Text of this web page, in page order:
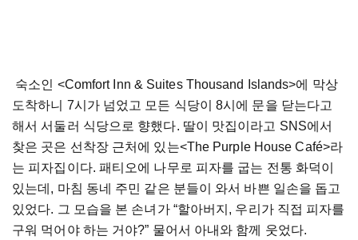
숙소인 <Comfort Inn & Suites Thousand Islands>에 막상
도착하니 7시가 넘었고 모든 식당이8시에 문을 닫는다고
해서 서둘러 식당으로 향했다. 딸이 맛집이라고 SNS에서
찾은 곳은 선착장 근처에 있는<The Purple House Café>라
는 피자집이다. 패티오에 나무로 피자를 굽는 전통 화덕이
있는데 , 마침 동네 주민 같은 분들이 와서 바쁜 일손을 돕고
있었다. 그 모습을 본 손녀가 “할아버지 , 우리가 직접 피자를
구워 먹어야 하는 거야?” 물어서 아내와 함께 웃었다.